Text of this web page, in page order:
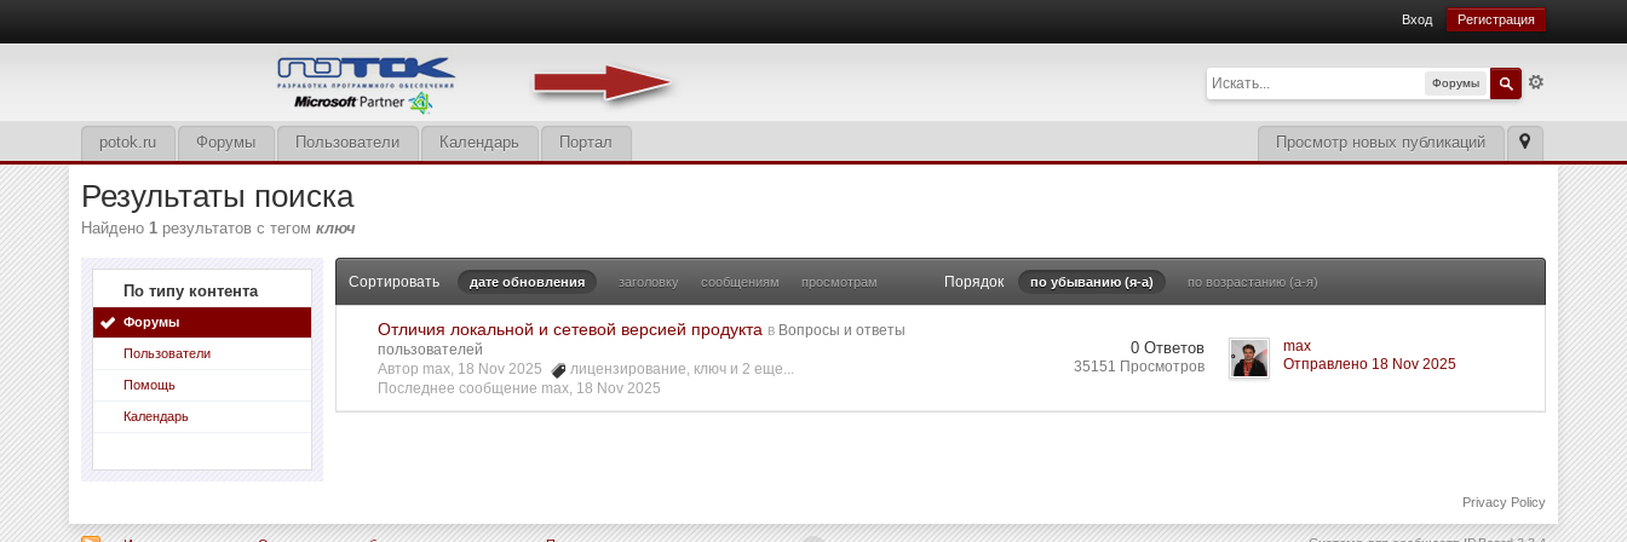
Вход Регистрация
Форумы
Просмотр новых публикаций
potok.ru Форумы Пользователи Календарь Портал
Результаты поиска
Найдено1 результатов с тегомключ
По типу контента
Форумы
Пользователи
Помощь
Календарь
Сортировать дате обновления заголовку сообщениям просмотрам Порядок по убыванию (я-а) по возрастанию (а-я)
Отличия локальной и сетевой версией продукта в Вопросы и ответы
пользователей
Автор max, 18 Nov 2025 лицензирование, ключ и 2 еще...
Последнее сообщение max, 18 Nov 2025
0 Ответов
35151 Просмотров
max
Отправлено 18 Nov 2025
Privacy Policy